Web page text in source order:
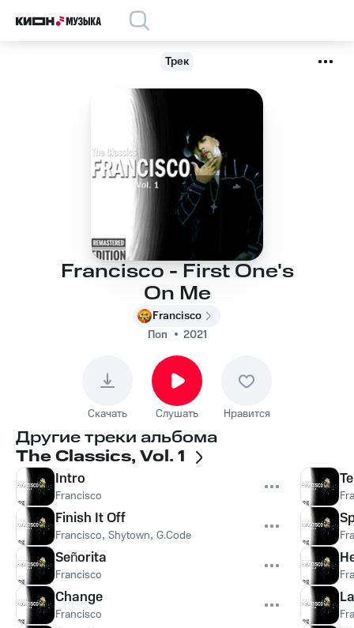
Трек
Francisco - First One's
On Me
Francisco
Поп
2021
Скачать Слушать Нравится
Другие треки альбома
The Classics, Vol. 1
Intro
Francisco
Finish It Off
Francisco, Shytown, G.Code
Señorita
Francisco
Change
Francisco